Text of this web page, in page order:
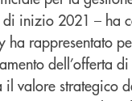
inizio 2021 – ha
ha rappresentato
dell’offerta
il valore strategico